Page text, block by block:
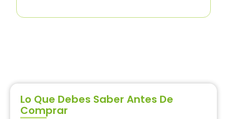
Lo Que Debes Saber Antes De
Comprar